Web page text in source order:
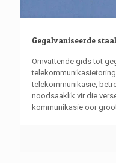
Gegalvaniseerde
Omvattende gids tot
telekommunikasie,
noodsaaklik vir die
kommunikasie oor